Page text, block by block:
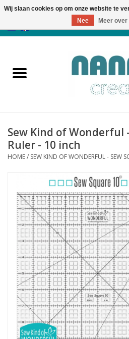
Producten
Nieuws
Herfst & Halloween
Koopjeshoek
Laatste Kans
Cadeaubonnen
Nanno Blog
Merken
Beloningen
Sew Kind of Wonderful
Ruler - 10 inch
HOME/ SEW KIND OF WONDERFUL - SEW
Wij slaan cookies op om onze website te
Nee
Meer